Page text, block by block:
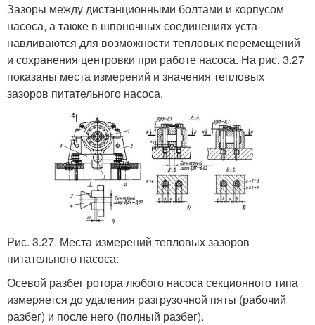
Зазоры между дистанционными болтами и корпусом
насоса, а так­же в шпоночных соединениях уста­
навливаются для возможности теп­ловых перемещений
и сохранения центровки при работе насоса. На рис. 3.27
показаны места измере­ний и значения тепловых
зазоров питательного насоса.
Рис. 3.27. Места измерений тепловых зазоров
питательного насоса:
Осевой разбег ротора любого насоса секционного типа
измеряет­ся до удаления разгрузочной пяты (рабочий
разбег) и после него (пол­ный разбег).